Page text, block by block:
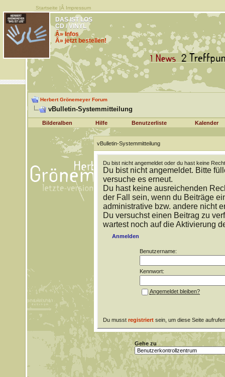
Startseite |Â Impressum
DAS IST LOS
CD / VINYL
Â» Infos
Â» jetzt bestellen!
Herbert Grönemeyer Forum
vBulletin-Systemmitteilung
Bilderalben Hilfe Benutzerliste Kalender
vBulletin-Systemmitteilung
Du bist nicht angemeldet oder du hast keine
Du bist nicht angemeldet. Bitte
versuche es erneut.
Du hast keine ausreichenden
der Fall sein, wenn du Beiträge
administrative bzw. andere nicht
Du versuchst einen Beitrag zu
wartest noch auf die Aktivierung
Anmelden
Benutzername:
Kennwort:
Angemeldet bleiben?
Du musst registriertsein, um diese Seite
Gehe zu